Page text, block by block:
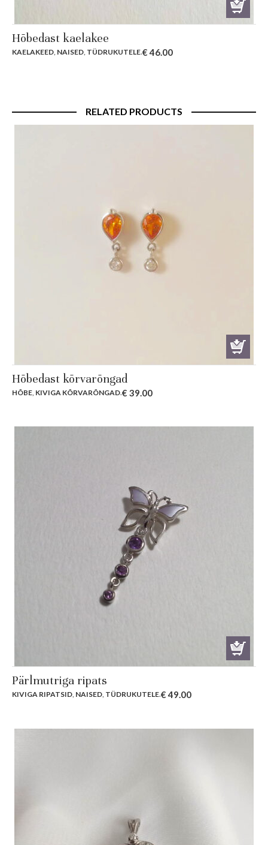
Hõbedast kaelakee
KAELAKEED, NAISED, TÜDRUKUTELE.€46.00
RELATED PRODUCTS
Hõbedast kõrvarõngad
HÕBE KIVIGA KÕRVARÕNGAD.€ 39.00
Pärlmutriga ripats
KIVIGA RIPATSID, NAISED, TÜDRUKUTELE.€49.00